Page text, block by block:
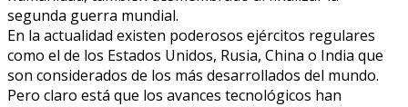
segunda guerra mundial.
En la actualidad existen poderosos ejércitos regulares
como el de los Estados Unidos, Rusia, China o India que
son considerados de los más desarrollados del mundo.
Pero claro está que los avances tecnológicos han